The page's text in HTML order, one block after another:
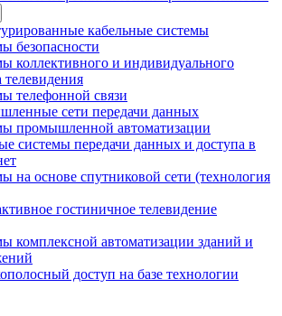
кабельные системы
безопасности
коллективного и индивидуального
телевидения
телефонной связи
сети передачи данных
промышленной автоматизации
системы передачи данных и доступа в
на основе спутниковой сети (технология
гостиничное телевидение
комплексной автоматизации зданий и
доступ на базе технологии